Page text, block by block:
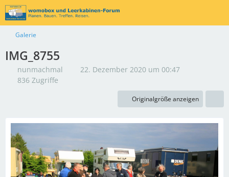
Galerie
IMG_8755
nunmachmal
22. Dezember 2020 um 00:47
836 Zugriffe
Originalgröße anzeigen